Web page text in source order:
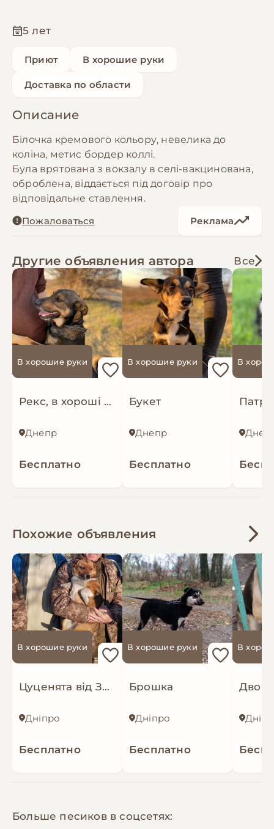
5 лет
Приют В хорошие руки
Доставка по области
Описание
Білочка кремового кольору, невелика до
коліна, метис бордер коллі.
Була врятована з вокзалу в селі-вакцинована,
оброблена, віддається під договір про
відповідальне ставлення.
Пожаловаться
Реклама
Другие объявления автора Все
В хорошие руки
Рекс, в хороші руки
Днепр
Бесплатно
В хорошие руки
Букет
Днепр
Бесплатно
В
Похожие объявления
В хорошие руки
Цуценята від ЗСУ
Дніпро
Бесплатно
В хорошие руки
Брошка
Дніпро
Бесплатно
В
Больше песиков в соцсетях: